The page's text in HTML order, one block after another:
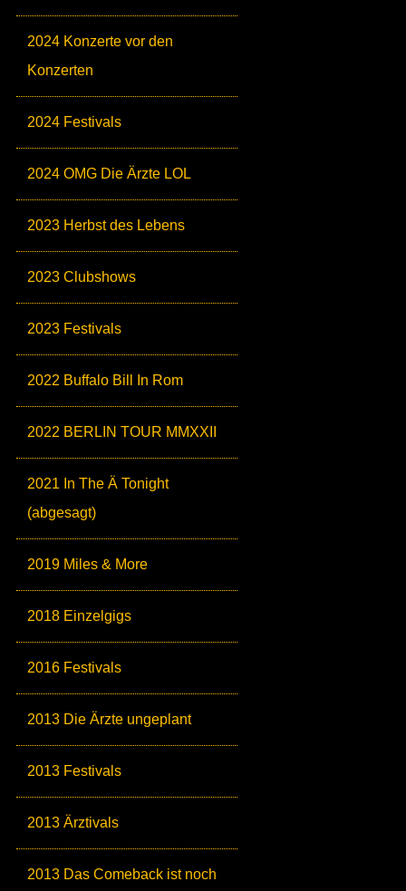
2024 Konzerte vor den
Konzerten
2024 Festivals
2024 OMG Die Ärzte LOL
2023 Herbst des Lebens
2023 Clubshows
2023 Festivals
2022 Buffalo Bill In Rom
2022 BERLIN TOUR MMXXII
2021 In The Ä Tonight
(abgesagt)
2019 Miles & More
2018 Einzelgigs
2016 Festivals
2013 Die Ärzte ungeplant
2013 Festivals
2013 Ärztivals
2013 Das Comeback ist noch